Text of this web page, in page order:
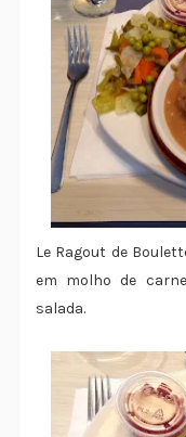
Le Ragout de
em molho de
salada.